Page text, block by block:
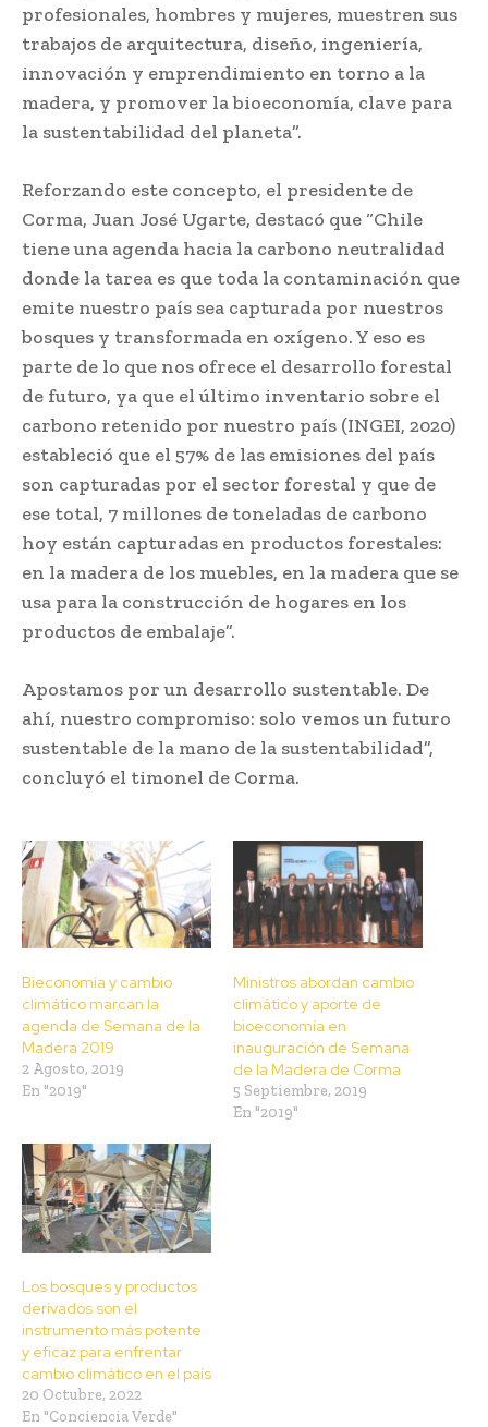
profesionales, hombres y mujeres, muestren sus
trabajos de arquitectura, diseño, ingeniería,
innovación y emprendimiento en torno a la
madera, y promover la bioeconomía, clave para
la sustentabilidad del planeta”.
Reforzando este concepto, el presidente de
Corma, Juan José Ugarte, destacó que “Chile
tiene una agenda hacia la carbono neutralidad
donde la tarea es que toda la contaminación que
emite nuestro país sea capturada por nuestros
bosques y transformada en oxígeno. Y eso es
parte de lo que nos ofrece el desarrollo forestal
de futuro, ya que el último inventario sobre el
carbono retenido por nuestro país (INGEI, 2020)
estableció que el 57% de las emisiones del país
son capturadas por el sector forestal y que de
ese total, 7 millones de toneladas de carbono
hoy están capturadas en productos forestales:
en la madera de los muebles, en la madera que se
usa para la construcción de hogares en los
productos de embalaje”.
Apostamos por un desarrollo sustentable. De
ahí, nuestro compromiso: solo vemos un futuro
sustentable de la mano de la sustentabilidad”,
concluyó el timonel de Corma.
Bieconomía y cambio
climático marcan la
agenda de Semana de la
Madera 2019
2 Agosto, 2019
En "2019"
Ministros abordan cambio
climático y aporte de
bioeconomía en
inauguración de Semana
de la Madera de Corma
5 Septiembre, 2019
En "2019"
Los bosques y productos
derivados son el
instrumento más potente
y eficaz para enfrentar
cambio climático en el país
20 Octubre, 2022
En "Conciencia Verde"